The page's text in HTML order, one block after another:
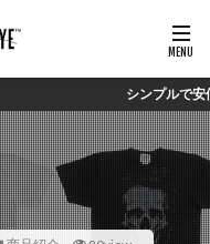
シンプルで安価ながらしっかり